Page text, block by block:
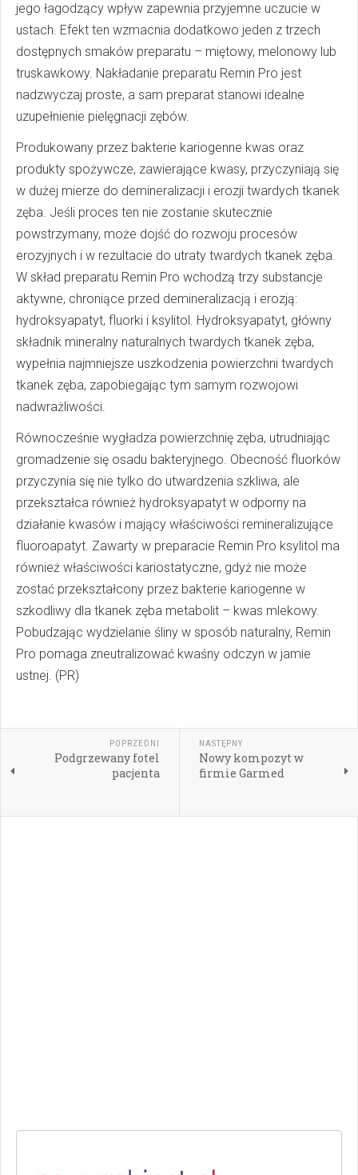
jego łagodzący wpływ zapewnia przyjemne uczucie w
ustach. Efekt ten wzmacnia dodatkowo jeden z trzech
dostępnych smaków preparatu – miętowy, melonowy lub
truskawkowy. Nakładanie preparatu Remin Pro jest
nadzwyczaj proste, a sam preparat stanowi idealne
uzupełnienie pielęgnacji zębów.
Produkowany przez bakterie kariogenne kwas oraz
produkty spożywcze, zawierające kwasy, przyczyniają się
w dużej mierze do demineralizacji i erozji twardych tkanek
zęba. Jeśli proces ten nie zostanie skutecznie
powstrzymany, może dojść do rozwoju procesów
erozyjnych i w rezultacie do utraty twardych tkanek zęba.
W skład preparatu Remin Pro wchodzą trzy substancje
aktywne, chroniące przed demineralizacją i erozją:
hydroksyapatyt, fluorki i ksylitol. Hydroksyapatyt, główny
składnik mineralny naturalnych twardych tkanek zęba,
wypełnia najmniejsze uszkodzenia powierzchni twardych
tkanek zęba, zapobiegając tym samym rozwojowi
nadwrażliwości.
Równocześnie wygładza powierzchnię zęba, utrudniając
gromadzenie się osadu bakteryjnego. Obecność fluorków
przyczynia się nie tylko do utwardzenia szkliwa, ale
przekształca również hydroksyapatyt w odporny na
działanie kwasów i mający właściwości remineralizujące
fluoroapatyt. Zawarty w preparacie Remin Pro ksylitol ma
również właściwości kariostatyczne, gdyż nie może
zostać przekształcony przez bakterie kariogenne w
szkodliwy dla tkanek zęba metabolit – kwas mlekowy.
Pobudzając wydzielanie śliny w sposób naturalny, Remin
Pro pomaga zneutralizować kwaśny odczyn w jamie
ustnej. (PR)
POPRZEDNI
Podgrzewany fotel
pacjenta
NASTĘPNY
Nowy kompozyt w
firmie Garmed